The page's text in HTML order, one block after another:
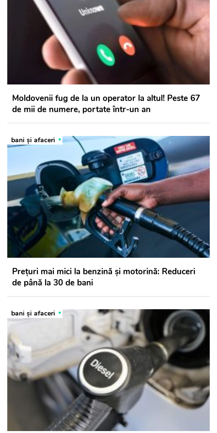
Moldovenii fug de la un operator la altul! Peste 67
de mii de numere, portate într-un an
bani și afaceri
Prețuri mai mici la benzină și motorină: Reduceri
de până la 30 de bani
bani și afaceri